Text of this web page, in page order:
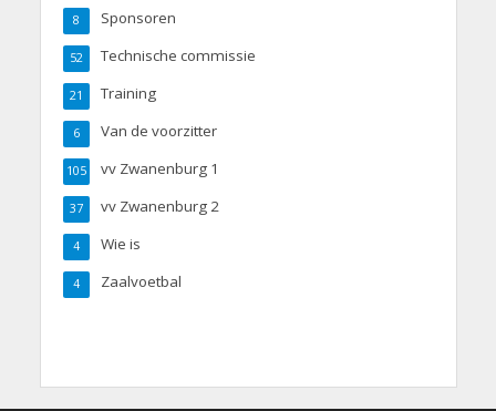
Sponsoren
8
Technische commissie
52
Training
21
Van de voorzitter
6
vv Zwanenburg 1
105
vv Zwanenburg 2
37
Wie is
4
Zaalvoetbal
4